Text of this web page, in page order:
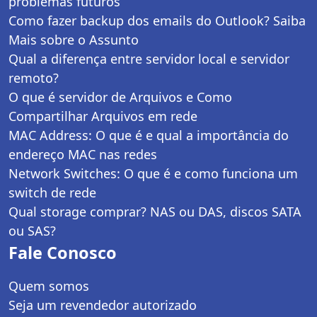
Como fazer backup dos emails do Outlook? Saiba
Mais sobre o Assunto
Qual a diferença entre servidor local e servidor
remoto?
O que é servidor de Arquivos e Como
Compartilhar Arquivos em rede
MAC Address: O que é e qual a importância do
endereço MAC nas redes
Network Switches: O que é e como funciona um
switch de rede
Qual storage comprar? NAS ou DAS, discos SATA
ou SAS?
Fale Conosco
Quem somos
Seja um revendedor autorizado